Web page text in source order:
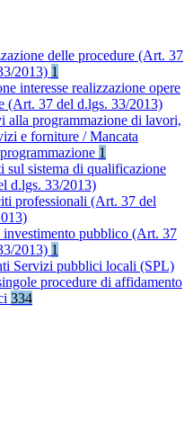
delle procedure (Art. 37
2013) 1
interesse realizzazione opere
(Art. 37 del d.lgs. 33/2013)
alla programmazione di lavori,
e forniture / Mancata
1
sul sistema di qualificazione
d.lgs. 33/2013)
professionali (Art. 37 del
investimento pubblico (Art. 37
2013) 1
Servizi pubblici locali (SPL)
procedure di affidamento
334